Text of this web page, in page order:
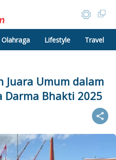
Olahraga Lifestyle Travel
Juara Umum dalam
Darma Bhakti 2025